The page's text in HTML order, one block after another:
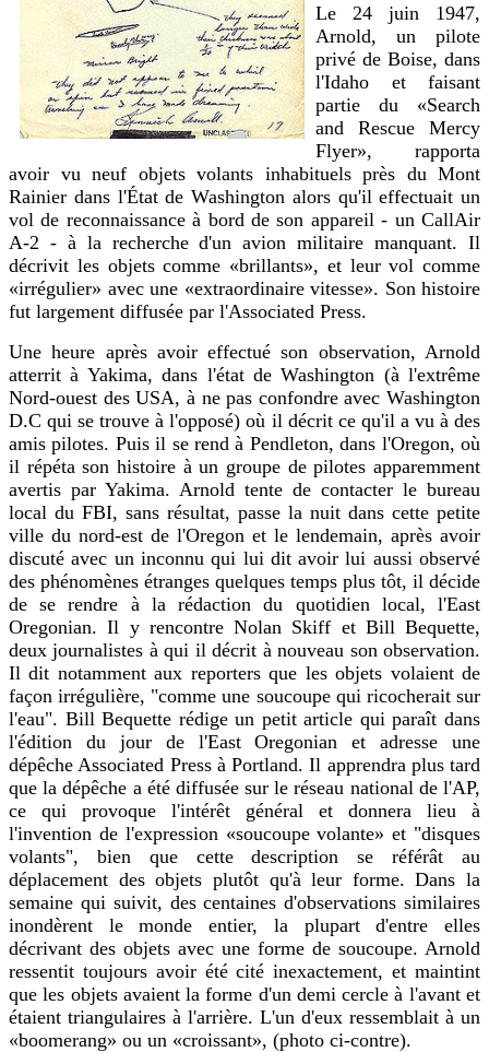
Le 24 juin 1947,
Arnold, un pilote
privé de Boise, dans
l'Idaho et faisant
partie du «Search
and Rescue Mercy
Flyer», rapporta
avoir vu neuf objets volants inhabituels près du Mont
Rainier dans l'État de Washington alors qu'il effectuait un
vol de reconnaissance à bord de son appareil - un CallAir
A-2 - à la recherche d'un avion militaire manquant. Il
décrivit les objets comme «brillants», et leur vol comme
«irrégulier» avec une «extraordinaire vitesse». Son histoire
fut largement diffusée par l'Associated Press.
Une heure après avoir effectué son observation, Arnold
atterrit à Yakima, dans l'état de Washington (à l'extrême
Nord-ouest des USA, à ne pas confondre avec Washington
D.C qui se trouve à l'opposé) où il décrit ce qu'il a vu à des
amis pilotes. Puis il se rend à Pendleton, dans l'Oregon, où
il répéta son histoire à un groupe de pilotes apparemment
avertis par Yakima. Arnold tente de contacter le bureau
local du FBI, sans résultat, passe la nuit dans cette petite
ville du nord-est de l'Oregon et le lendemain, après avoir
discuté avec un inconnu qui lui dit avoir lui aussi observé
des phénomènes étranges quelques temps plus tôt, il décide
de se rendre à la rédaction du quotidien local, l'East
Oregonian. Il y rencontre Nolan Skiff et Bill Bequette,
deux journalistes à qui il décrit à nouveau son observation.
Il dit notamment aux reporters que les objets volaient de
façon irrégulière, "comme une soucoupe qui ricocherait sur
l'eau". Bill Bequette rédige un petit article qui paraît dans
l'édition du jour de l'East Oregonian et adresse une
dépêche Associated Press à Portland. Il apprendra plus tard
que la dépêche a été diffusée sur le réseau national de l'AP,
ce qui provoque l'intérêt général et donnera lieu à
l'invention de l'expression «soucoupe volante» et "disques
volants", bien que cette description se référât au
déplacement des objets plutôt qu'à leur forme. Dans la
semaine qui suivit, des centaines d'observations similaires
inondèrent le monde entier, la plupart d'entre elles
décrivant des objets avec une forme de soucoupe. Arnold
ressentit toujours avoir été cité inexactement, et maintint
que les objets avaient la forme d'un demi cercle à l'avant et
étaient triangulaires à l'arrière. L'un d'eux ressemblait à un
«boomerang» ou un «croissant», (photo ci-contre).